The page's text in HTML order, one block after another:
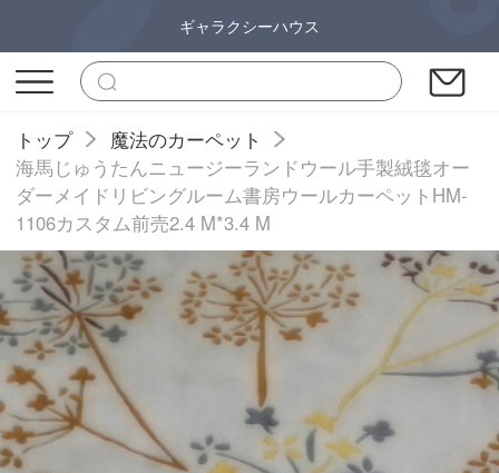
ギャラクシーハウス
トップ
魔法のカーペット
海馬じゅうたんニュージーランドウール手製絨毯オー
ダーメイドリビングルーム書房ウールカーペットHM-
1106カスタム前売2.4 M*3.4 M